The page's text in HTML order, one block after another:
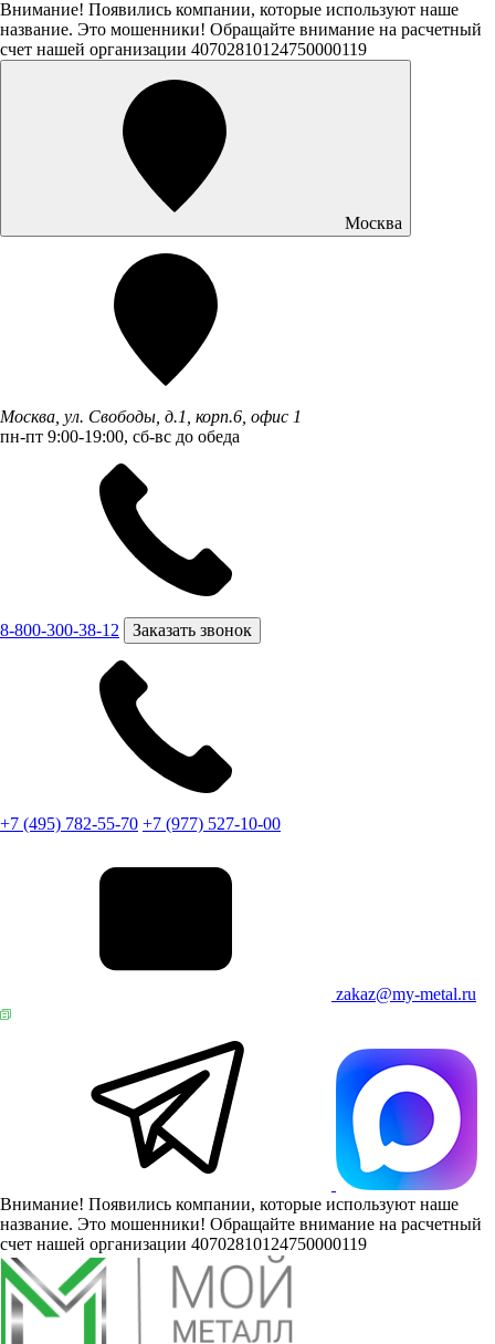
Внимание! Появились компании, которые используют наше
название. Это мошенники! Обращайте внимание на расчетный
счет нашей организации 40702810124750000119
Москва
Москва, ул. Свободы, д.1, корп.6, офис 1
пн-пт 9:00-19:00, сб-вс до обеда
8-800-300-38-12 Заказать звонок
+7 (495) 782-55-70 +7 (977) 527-10-00
zakaz@my-metal.ru
Внимание! Появились компании, которые используют наше
название. Это мошенники! Обращайте внимание на расчетный
счет нашей организации 40702810124750000119